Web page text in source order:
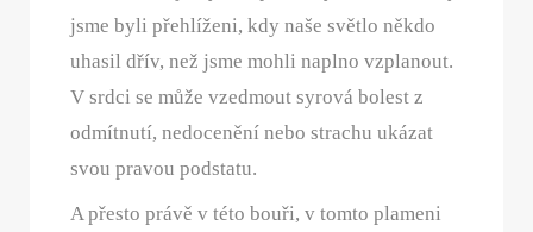
jsme byli přehlíženi, kdy naše světlo někdo
uhasil dřív, než jsme mohli naplno vzplanout.
V srdci se může vzedmout syrová bolest z
odmítnutí, nedocenění nebo strachu ukázat
svou pravou podstatu.
A přesto právě v této bouři, v tomto plameni